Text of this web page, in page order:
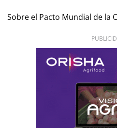
Sobre el Pacto Mundial de la